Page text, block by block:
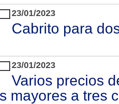
23/01/2023
Cabrito para
23/01/2023
Varios precios
mayores a tres